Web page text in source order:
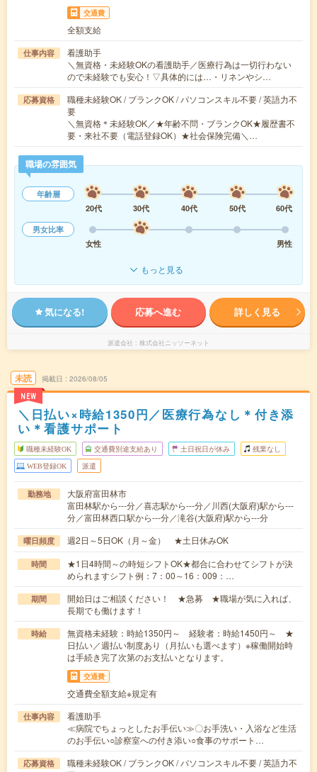
交通費
全額支給
仕事内容
看護助手
＼無資格・未経験OKの看護助手／医療行為は一切行わない
ので未経験でも安心！▽具体的には…・リネンやシ…
応募資格
職種未経験OK / ブランクOK / パソコンスキル不要 / 英語力不
要
＼無資格＊未経験OK／★年齢不問・ブランクOK★履歴書不
要・来社不要（電話登録OK）★社会保険完備＼…
職場の雰囲気
年齢層
20代
30代 40代 50代
60代
男女比率
女性
男性
もっと見る
気になる! 応募へ進む 詳しく見る
派遣会社 株式会社ニッソーネット
未読
NEW
掲載日 2026/08/05
＼日払い×時給1350円／医療行為なし＊付き添
い＊看護サポート
職種未経験OK 交通費別途支給あり 土日祝日が休み 残業なし
WEB登録OK 派遣
勤務地
大阪府富田林市
富田林駅から---分／喜志駅から---分／川西(大阪府)駅から---
分／富田林西口駅から---分／滝谷(大阪府)駅から---分
曜日頻度 週2日～5日OK（月～金） ★土日休みOK
時間
★1日4時間～の時短シフトOK★都合に合わせてシフトが決
められますシフト例：7：00～16：009：…
期間
開始日はご相談ください！ ★急募 ★職場が気に入れば、
長期でも働けます！
時給
無資格未経験：時給1350円～ 経験者：時給1450円～ ★
日払い／週払い制度あり（月払いも選べます）※稼働開始時
は手続き完了次第のお支払いとなります。
交通費
交通費全額支給※規定有
仕事内容
看護助手
≪病院でちょっとしたお手伝い≫〇お手洗い・入浴など生活
のお手伝い○診察室への付き添い○食事のサポート…
応募資格
職種未経験OK / ブランクOK / パソコンスキル不要 / 英語力不